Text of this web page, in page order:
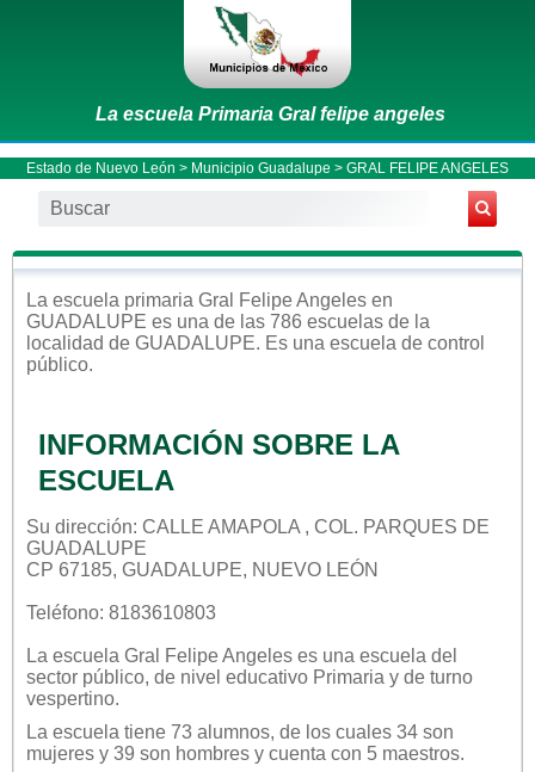
La escuela Primaria Gral felipe angeles
Estado de Nuevo León > Municipio Guadalupe > GRAL FELIPE ANGELES
La escuela primaria Gral Felipe Angeles en
GUADALUPE es una de las 786 escuelas de la
localidad de GUADALUPE. Es una escuela de control
público.
INFORMACIÓN SOBRE LA
ESCUELA
Su dirección: CALLE AMAPOLA , COL. PARQUES DE
GUADALUPE
CP 67185, GUADALUPE, NUEVO LEÓN
Teléfono: 8183610803
La escuela Gral Felipe Angeles es una escuela del
sector público, de nivel educativo Primaria y de turno
vespertino.
La escuela tiene 73 alumnos, de los cuales 34 son
mujeres y 39 son hombres y cuenta con 5 maestros.